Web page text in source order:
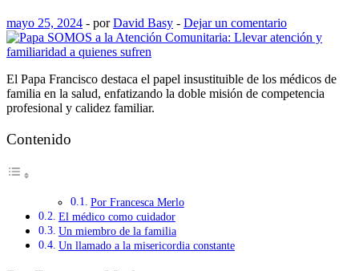
mayo 25, 2024 - porDavid Basy - Dejar un comentario
El Papa Francisco destaca el papel insustituible de los médicos de
familia en la salud, enfatizando la doble misión de competencia
profesional y calidez familiar.
Contenido
Por Francesca Merlo
El médico como cuidador
Un miembro de la familia
Un llamado a la misericordia constante